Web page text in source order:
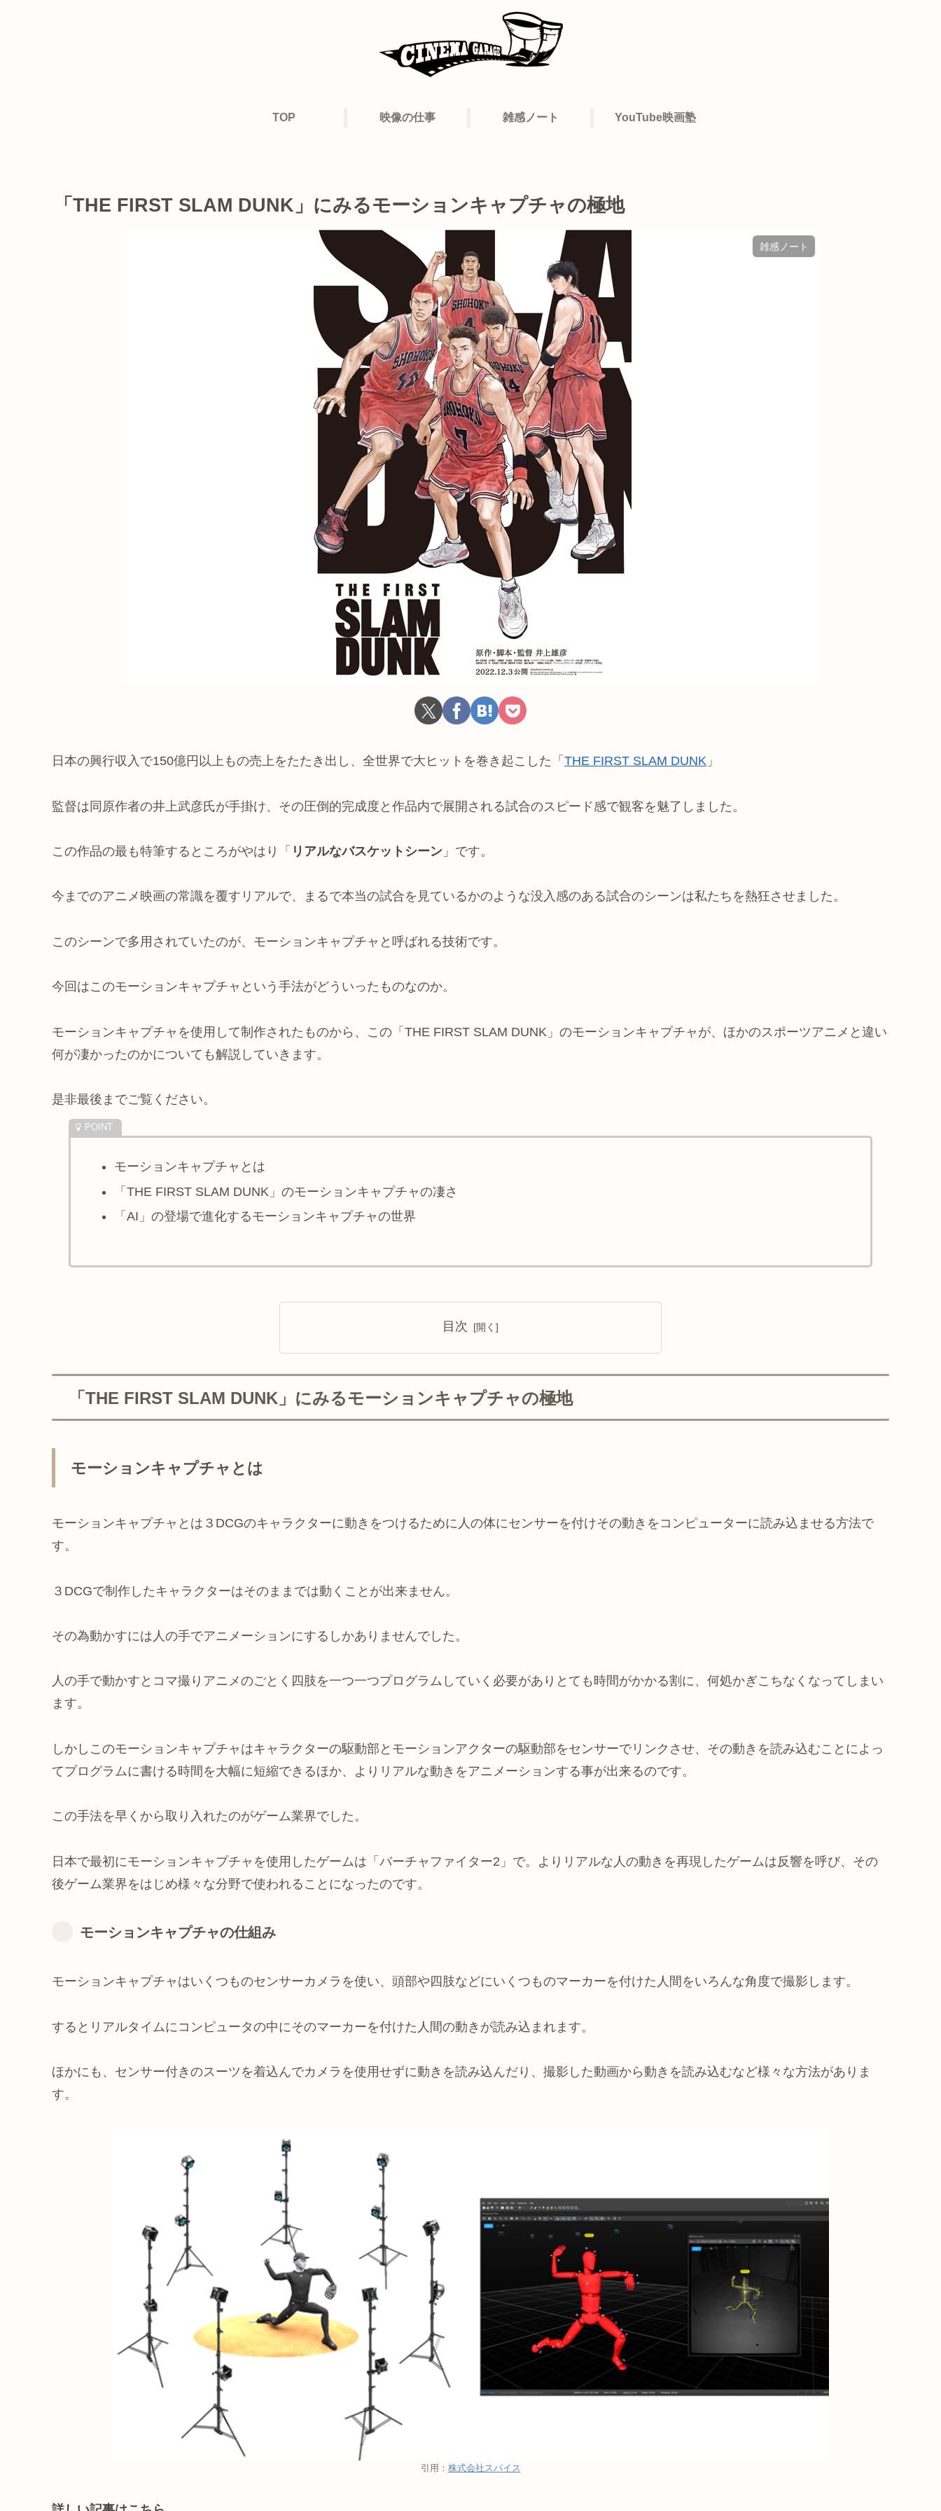
TOP 映像の仕事 雑感ノート YouTube映画塾
「THE FIRST SLAM DUNK」にみるモーションキャプチャの極地
雑感ノート
日本の興行収入で150億円以上もの売上をたたき出し、全世界で大ヒットを巻き起こした「 THE FIRST SLAM DUNK 」
監督は同原作者の井上武彦氏が手掛け、その圧倒的完成度と作品内で展開される試合のスピード感で観客を魅了しました。
この作品の最も特筆するところがやはり「 リアルなバスケットシーン 」です。
今までのアニメ映画の常識を覆すリアルで、まるで本当の試合を見ているかのような没入感のある試合のシーンは私たちを熱狂させました。
このシーンで多用されていたのが、モーションキャプチャと呼ばれる技術です。
今回はこのモーションキャプチャという手法がどういったものなのか。
モーションキャプチャを使用して制作されたものから、この「THE FIRST SLAM DUNK」のモーションキャプチャが、ほかのスポーツアニメと違い
何が凄かったのかについても解説していきます。
是非最後までご覧ください。
モーションキャプチャとは
「THE FIRST SLAM DUNK」のモーションキャプチャの凄さ
「AI」の登場で進化するモーションキャプチャの世界
目次
「THE FIRST SLAM DUNK」にみるモーションキャプチャの極地
モーションキャプチャとは
モーションキャプチャとは３DCGのキャラクターに動きをつけるために人の体にセンサーを付けその動きをコンピューターに読み込ませる方法で
す。
３DCGで制作したキャラクターはそのままでは動くことが出来ません。
その為動かすには人の手でアニメーションにするしかありませんでした。
人の手で動かすとコマ撮りアニメのごとく四肢を一つ一つプログラムしていく必要がありとても時間がかかる割に、何処かぎこちなくなってしまい
ます。
しかしこのモーションキャプチャはキャラクターの駆動部とモーションアクターの駆動部をセンサーでリンクさせ、その動きを読み込むことによっ
てプログラムに書ける時間を大幅に短縮できるほか、よりリアルな動きをアニメーションする事が出来るのです。
この手法を早くから取り入れたのがゲーム業界でした。
日本で最初にモーションキャプチャを使用したゲームは「バーチャファイター2」で。よりリアルな人の動きを再現したゲームは反響を呼び、その
後ゲーム業界をはじめ様々な分野で使われることになったのです。
モーションキャプチャの仕組み
モーションキャプチャはいくつものセンサーカメラを使い、頭部や四肢などにいくつものマーカーを付けた人間をいろんな角度で撮影します。
するとリアルタイムにコンピュータの中にそのマーカーを付けた人間の動きが読み込まれます。
ほかにも、センサー付きのスーツを着込んでカメラを使用せずに動きを読み込んだり、撮影した動画から動きを読み込むなど様々な方法がありま
す。
引用： 株式会社スパイス